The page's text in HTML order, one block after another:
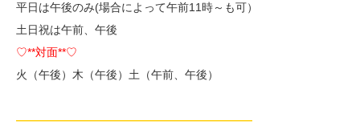
平日は午後のみ(場合によって午前11時～も可）
土日祝は午前、午後
♡**対面**♡
火（午後）木（午後）土（午前、午後）
—————————————————————